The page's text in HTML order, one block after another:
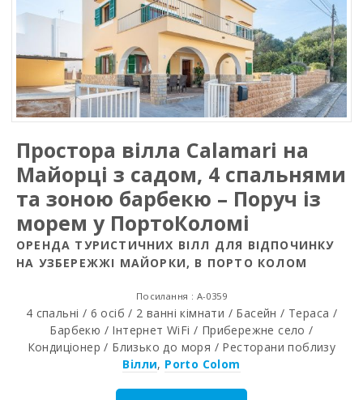
Простора вілла Calamari на
Майорці з садом, 4 спальнями
та зоною барбекю – Поруч із
морем у ПортоКоломі
ОРЕНДА ТУРИСТИЧНИХ ВІЛЛ ДЛЯ ВІДПОЧИНКУ
НА УЗБЕРЕЖЖІ МАЙОРКИ, В ПОРТО КОЛОМ
Посилання : A-0359
4 спальні / 6 осіб / 2 ванні кімнати / Басейн / Тераса /
Барбекю / Інтернет WiFi / Прибережне село /
Кондиціонер / Близько до моря / Ресторани поблизу
Вілли, Porto Colom